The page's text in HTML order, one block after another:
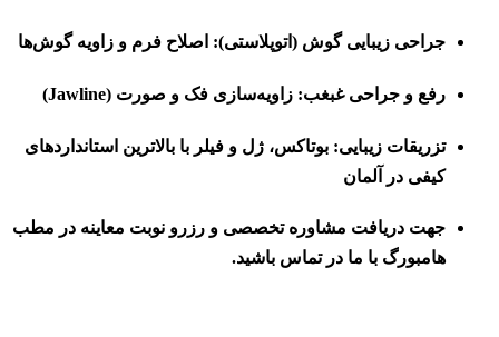
جراحی زیبایی گوش (اتوپلاستی):اصلاح فرم و زاویه گوش‌ها
رفع و جراحی غبغب:زاویه‌سازی فک و صورت (Jawline)
تزریقات زیبایی:بوتاکس، ژل و فیلر با بالاترین استانداردهای
کیفی در آلمان
جهت دریافت مشاوره تخصصی و رزرو نوبت معاینه در مطب
هامبورگ با ما در تماس باشید.